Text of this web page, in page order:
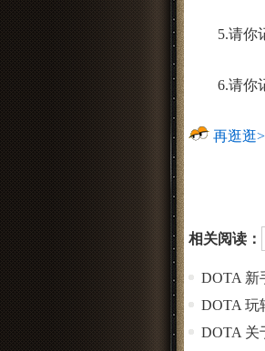
5.请你记
6.请你记
再逛逛
相关阅读：
DOTA 新
DOTA 玩
DOTA 关